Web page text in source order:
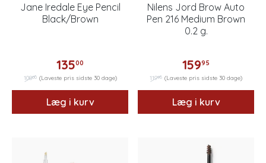
Jane Iredale Eye Pencil
Black/Brown
13500
10800 (Laveste pris sidste 30 dage)
Læg i kurv
Nilens Jord Brow Auto
Pen 216 Medium Brown
0.2 g.
15995
11996 (Laveste pris sidste 30 dage)
Læg i kurv